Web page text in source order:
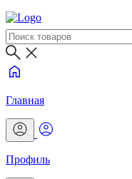
Главная
Профиль